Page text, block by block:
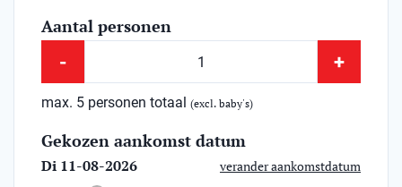
Aantal personen
- +
max. 5 personen totaal (excl. baby's)
Gekozen aankomst datum
Di 11-08-2026 verander aankomstdatum